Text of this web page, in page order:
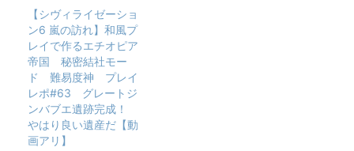
【シヴィライゼーショ
ン6 嵐の訪れ】和風プ
レイで作るエチオピア
帝国 秘密結社モー
ド 難易度神 プレイ
レポ#63 グレートジ
ンバブエ遺跡完成！
やはり良い遺産だ【動
画アリ】